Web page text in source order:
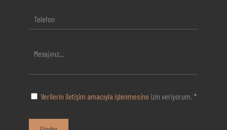
Verilerin iletişim amacıyla işlenmesine izin veriyorum. *